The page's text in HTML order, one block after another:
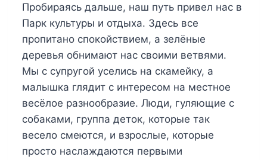
Пробираясь дальше, наш путь привел нас в
Парк культуры и отдыха. Здесь все
пропитано спокойствием, а зелёные
деревья обнимают нас своими ветвями.
Мы с супругой уселись на скамейку, а
малышка глядит с интересом на местное
весёлое разнообразие. Люди, гуляющие с
собаками, группа деток, которые так
весело смеются, и взрослые, которые
просто наслаждаются первыми